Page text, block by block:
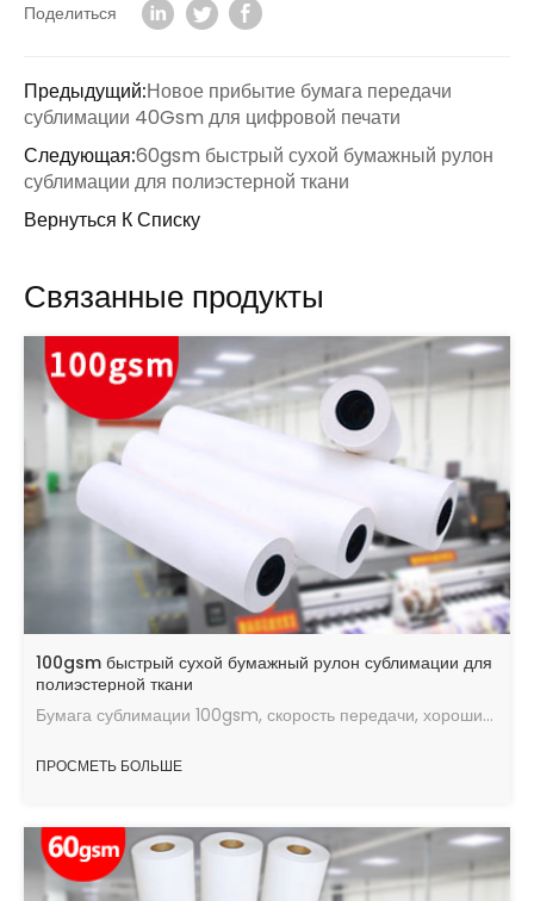
Поделиться
Предыдущий:Новое прибытие бумага передачи
сублимации 40Gsm для цифровой печати
Следующая:60gsm быстрый сухой бумажный рулон
сублимации для полиэстерной ткани
Вернуться К Списку
Связанные продукты
100gsm быстрый сухой бумажный рулон сублимации для
полиэстерной ткани
Бумага сублимации 100gsm, скорость передачи, хороший эффект передачи тепла, максимальное количество чернил, быстрая скорость сушки, работающая в хорошем состоянии.
ПРОСМЕТЬ БОЛЬШЕ